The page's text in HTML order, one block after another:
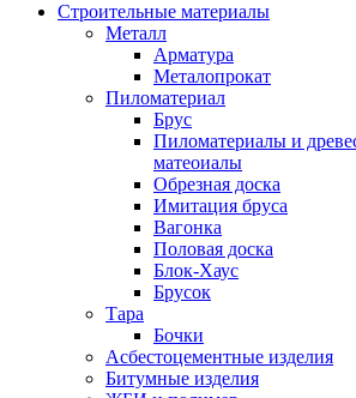
Строительные материалы
Металл
Арматура
Металопрокат
Пиломатериал
Брус
Пиломатериалы и
матеоиалы
Обрезная доска
Имитация бруса
Вагонка
Половая доска
Блок-Хаус
Брусок
Тара
Бочки
Асбестоцементные изделия
Битумные изделия